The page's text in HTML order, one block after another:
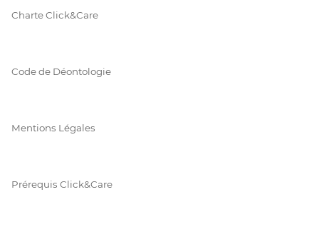
Charte Click&Care
Code de Déontologie
Mentions Légales
Prérequis Click&Care